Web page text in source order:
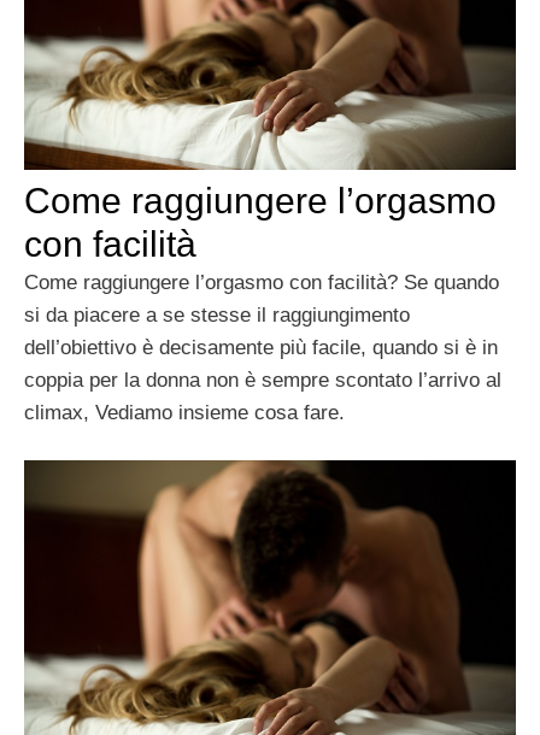
Come raggiungere l’orgasmo
con facilità
Come raggiungere l’orgasmo con facilità? Se quando
si da piacere a se stesse il raggiungimento
dell’obiettivo è decisamente più facile, quando si è in
coppia per la donna non è sempre scontato l’arrivo al
climax, Vediamo insieme cosa fare.